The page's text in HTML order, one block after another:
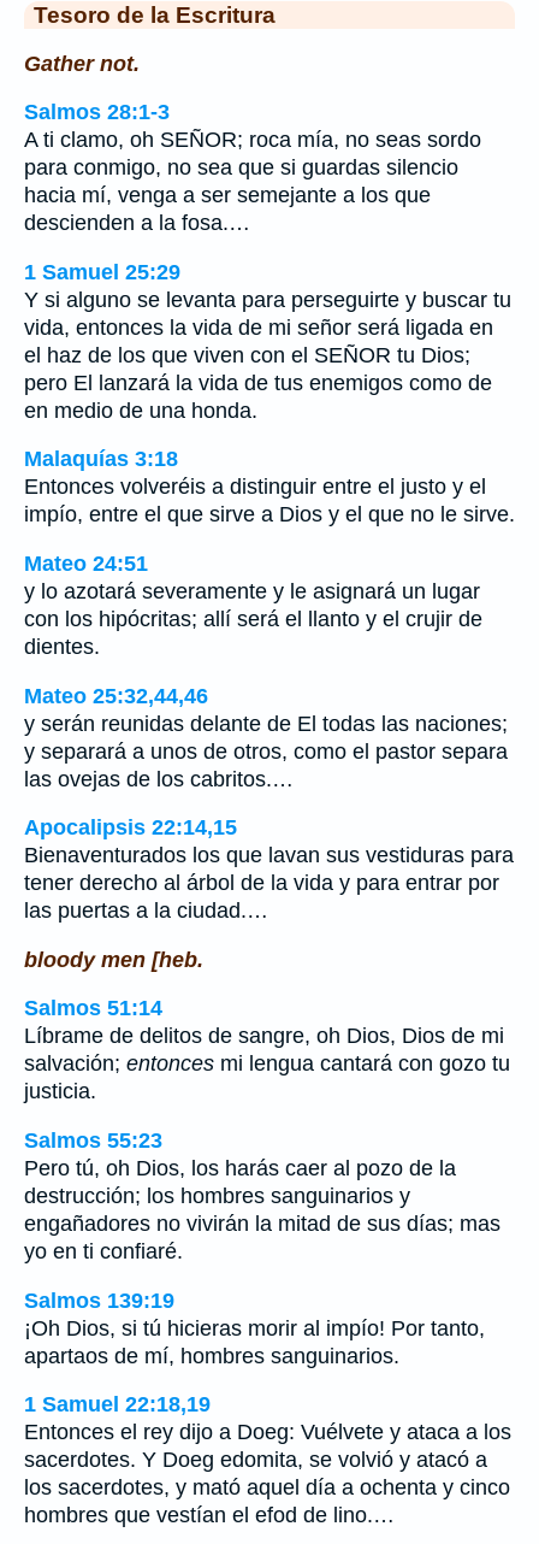
Tesoro de la Escritura
Gather not.
Salmos 28:1-3
A ti clamo, oh SEÑOR; roca mía, no seas sordo
para conmigo, no sea que si guardas silencio
hacia mí, venga a ser semejante a los que
descienden a la fosa.…
1 Samuel 25:29
Y si alguno se levanta para perseguirte y buscar tu
vida, entonces la vida de mi señor será ligada en
el haz de los que viven con el SEÑOR tu Dios;
pero El lanzará la vida de tus enemigos como de
en medio de una honda.
Malaquías 3:18
Entonces volveréis a distinguir entre el justo y el
impío, entre el que sirve a Dios y el que no le sirve.
Mateo 24:51
y lo azotará severamente y le asignará un lugar
con los hipócritas; allí será el llanto y el crujir de
dientes.
Mateo 25:32,44,46
y serán reunidas delante de El todas las naciones;
y separará a unos de otros, como el pastor separa
las ovejas de los cabritos.…
Apocalipsis 22:14,15
Bienaventurados los que lavan sus vestiduras para
tener derecho al árbol de la vida y para entrar por
las puertas a la ciudad.…
bloody men [heb.
Salmos 51:14
Líbrame de delitos de sangre, oh Dios, Dios de mi
salvación; entonces mi lengua cantará con gozo tu
justicia.
Salmos 55:23
Pero tú, oh Dios, los harás caer al pozo de la
destrucción; los hombres sanguinarios y
engañadores no vivirán la mitad de sus días; mas
yo en ti confiaré.
Salmos 139:19
¡Oh Dios, si tú hicieras morir al impío! Por tanto,
apartaos de mí, hombres sanguinarios.
1 Samuel 22:18,19
Entonces el rey dijo a Doeg: Vuélvete y ataca a los
sacerdotes. Y Doeg edomita, se volvió y atacó a
los sacerdotes, y mató aquel día a ochenta y cinco
hombres que vestían el efod de lino.…